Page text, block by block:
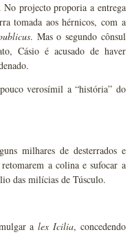
projecto proporia a entrega
tomada aos hérnicos, com a
. Mas o segundo cônsul
Cásio é acusado de haver
verosímil a “história” do
milhares de desterrados e
a colina e sufocar a
das milícias de Túsculo.
alex Icilia, concedendo